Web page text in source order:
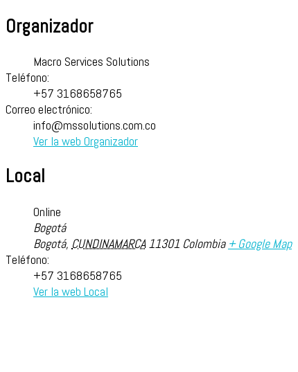
Organizador
Macro Services Solutions
Teléfono:
+57 3168658765
Correo electrónico:
info@mssolutions.com.co
Ver la web Organizador
Local
Online
Bogotá
Bogotá, CUNDINAMARCA 11301 Colombia + Google Map
Teléfono:
+57 3168658765
Ver la web Local